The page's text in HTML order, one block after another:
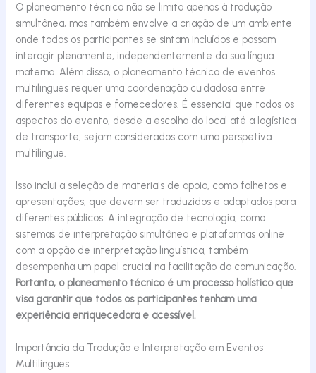
O planeamento técnico não se limita apenas à tradução
simultânea, mas também envolve a criação de um ambiente
onde todos os participantes se sintam incluídos e possam
interagir plenamente, independentemente da sua língua
materna. Além disso, o planeamento técnico de eventos
multilingues requer uma coordenação cuidadosa entre
diferentes equipas e fornecedores. É essencial que todos os
aspectos do evento, desde a escolha do local até a logística
de transporte, sejam considerados com uma perspetiva
multilingue.
Isso inclui a seleção de materiais de apoio, como folhetos e
apresentações, que devem ser traduzidos e adaptados para
diferentes públicos. A integração de tecnologia, como
sistemas de interpretação simultânea e plataformas online
com a opção de interpretação linguística, também
desempenha um papel crucial na facilitação da comunicação.
Portanto, o planeamento técnico é um processo holístico que
visa garantir que todos os participantes tenham uma
experiência enriquecedora e acessível.
Importância da Tradução e Interpretação em Eventos
Multilingues